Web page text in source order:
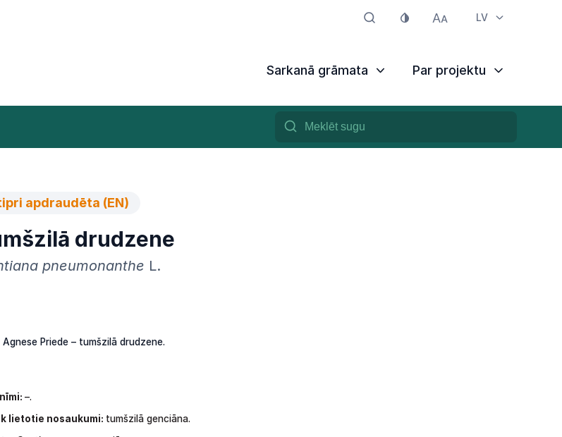
LV
Sarkanā grāmata Par projektu
apdraudēta (EN)
drudzene
pneumonanthe L.
Agnese Priede – tumšzilā drudzene.
–.
lietotie nosaukumi: tumšzilā genciāna.